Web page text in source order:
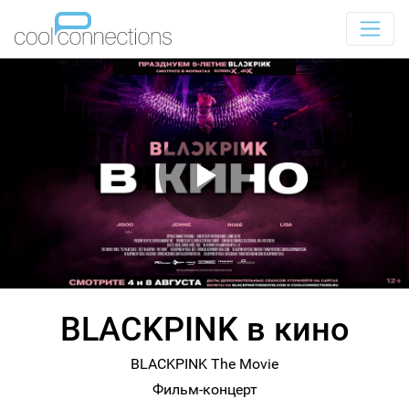
BLACKPINK в кино
BLACKPINK The Movie
Фильм-концерт